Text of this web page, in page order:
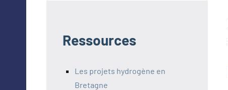
Ressources
Les projets hydrogène en
Bretagne